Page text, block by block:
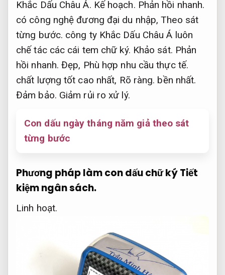
Khắc Dấu Châu Á. Kế hoạch. Phản hồi nhanh.
có công nghệ đương đại du nhập,Theo sát
từng bước. công ty Khắc Dấu Châu Á luôn
chế tác các cái tem chữ ký. Khảo sát. Phản
hồi nhanh. Đẹp, Phù hợp nhu cầu thực tế.
chất lượng tốt cao nhất, Rõ ràng. bền nhất.
Đảm bảo. Giảm rủi ro xử lý.
Con dấu ngày tháng năm giả theo sát
từng bước
Phương pháp làm con dấu chữ kýTiết
kiệm ngân sách.
Linh hoạt.